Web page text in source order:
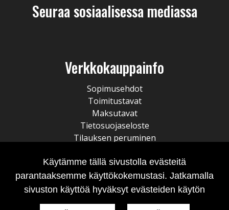
Seuraa sosiaalisessa mediassa
Verkkokauppainfo
Sopimusehdot
Toimitustavat
Maksutavat
Tietosuojaseloste
Tilauksen peruminen
Käytämme tällä sivustolla evästeitä
parantaaksemme käyttökokemustasi. Jatkamalla
sivuston käyttöä hyväksyt evästeiden käytön